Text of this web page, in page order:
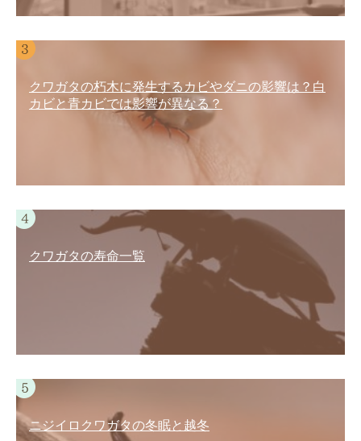
クワガタの朽木に発生するカビやダニの影響は？白
カビと青カビでは影響が異なる？
クワガタの寿命一覧
ニジイロクワガタの冬眠と越冬